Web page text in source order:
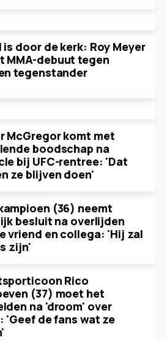
is door de kerk: Roy Meyer
MMA-debuut tegen
tegenstander
McGregor komt met
boodschap na
bij UFC-rentree: 'Dat
ze blijven doen'
(36) neemt
besluit na overlijden
vriend en collega: 'Hij zal
zijn'
Rico
(37) moet het
na 'droom' over
'Geef de fans wat ze